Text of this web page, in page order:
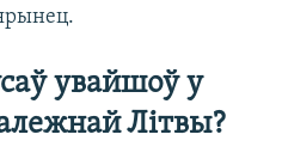
увайшоў у
Літвы?